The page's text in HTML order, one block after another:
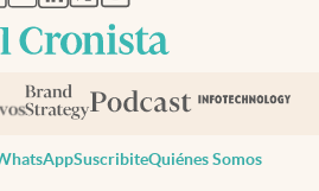
SuscribiteQuiénes Somos